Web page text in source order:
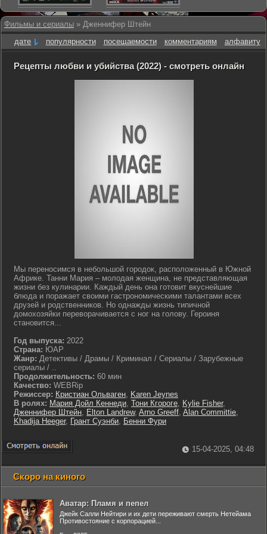
Фильмы и сериалы » Дженнифер Штейн
дате
популярности посещаемости комментариям алфавиту
Рецепты любви и убийства (2022) - смотреть онлайн
Мы переносимся в небольшой городок, расположенный в Южной
Африке. Танни Мария – молодая женщина, не представляющая
жизни без кулинарии. Каждый день она готовит вкуснейшие
блюда и поражает своими гастрономическими талантами всех
друзей и родственников. Но однажды жизнь типичной
домохозяйки переворачивается с ног на голову. Героиня
становится...
Год выпуска: 2022
Страна: ЮАР
Жанр: Детективы / Драмы / Криминал / Сериалы / Зарубежные
сериалы / ..
Продолжительность: 60 мин
Качество: WEBRip
Режиссер: Кристиан Ольваген, Karen Jeynes
В ролях: Мария Дойл Кеннеди, Тони Кгороге, Kylie Fisher,
Дженнифер Штейн, Elton Landrew, Arno Greeff, Alan Committie,
Khadija Heeger, Грант Суэнби, Бенни Фури
15-04-2025, 04:48
Скоро на киного
Аватар: Пламя и пепел
Джейк Салли Нейтири и их дети переживают смерть Нетейама
Противостояние с корпорацией...